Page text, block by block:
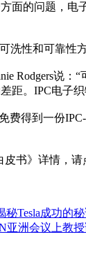
面的问题，
洗性和可靠性
Rodgers说
距。IPC电子
费得到一份
书》详情，请
秘Tesla成功的
亚洲会议上教